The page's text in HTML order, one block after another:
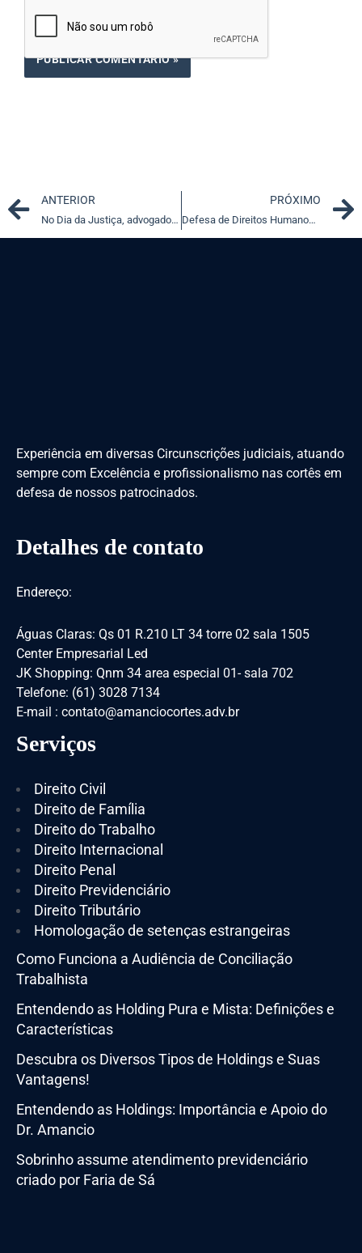
Prev
ANTERIOR
No Dia da Justiça, advogados apontam casos mais importantes
PRÓXIMO
Defesa de Direitos Humanos: bandidos e "humanos direitos"
Experiência em diversas Circunscrições judiciais, atuando
sempre com Excelência e profissionalismo nas cortês em
defesa de nossos patrocinados.
Detalhes de contato
Endereço:
Águas Claras: Qs 01 R.210 LT 34 torre 02 sala 1505
Center Empresarial Led
JK Shopping: Qnm 34 area especial 01- sala 702
Telefone: (61) 3028 7134
E-mail : contato@amanciocortes.adv.br
Serviços
Direito Civil
Direito de Família
Direito do Trabalho
Direito Internacional
Direito Penal
Direito Previdenciário
Direito Tributário
Homologação de setenças estrangeiras
Como Funciona a Audiência de Conciliação
Trabalhista
Entendendo as Holding Pura e Mista: Definições e
Características
Descubra os Diversos Tipos de Holdings e Suas
Vantagens!
Entendendo as Holdings: Importância e Apoio do
Dr. Amancio
Sobrinho assume atendimento previdenciário
criado por Faria de Sá